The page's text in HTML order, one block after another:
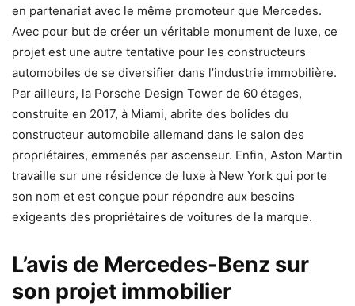
en partenariat avec le même promoteur que Mercedes.
Avec pour but de créer un véritable monument de luxe, ce
projet est une autre tentative pour les constructeurs
automobiles de se diversifier dans l’industrie immobilière.
Par ailleurs, la Porsche Design Tower de 60 étages,
construite en 2017, à Miami, abrite des bolides du
constructeur automobile allemand dans le salon des
propriétaires, emmenés par ascenseur. Enfin, Aston Martin
travaille sur une résidence de luxe à New York qui porte
son nom et est conçue pour répondre aux besoins
exigeants des propriétaires de voitures de la marque.
L’avis de Mercedes-Benz sur
son projet immobilier